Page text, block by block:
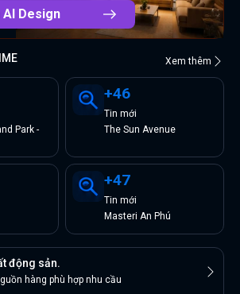
Design
Xem thêm
Park -
+46
Tin mới
The Sun Avenue
+47
Tin mới
Masteri An Phú
động sản.
hàng phù hợp nhu cầu